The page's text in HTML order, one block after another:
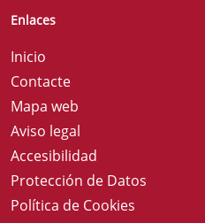
Enlaces
Inicio
Contacte
Mapa web
Aviso legal
Accesibilidad
Protección de Datos
Política de Cookies